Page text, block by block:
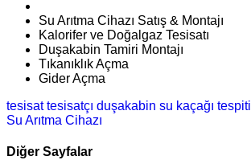
Su Arıtma Cihazı Satış & Montajı
Kalorifer ve Doğalgaz Tesisatı
Duşakabin Tamiri Montajı
Tıkanıklık Açma
Gider Açma
tesisattesisatçı duşakabin su kaçağı tespiti
Su Arıtma Cihazı
Diğer Sayfalar